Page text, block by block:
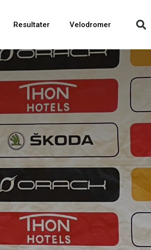
Resultater Velodromer